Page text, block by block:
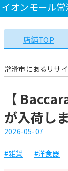
イオンモール常
店舗TOP
常滑市にあるリサ
【
が入荷し
2026-05-07
#雑貨 #洋食器